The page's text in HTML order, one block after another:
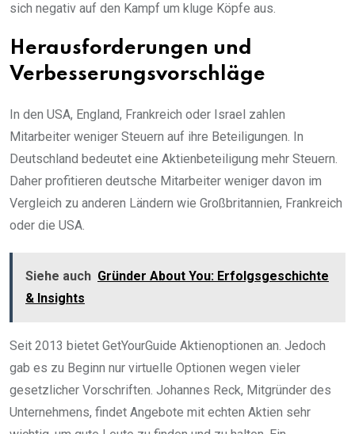
sich negativ auf den Kampf um kluge Köpfe aus.
Herausforderungen und
Verbesserungsvorschläge
In den USA, England, Frankreich oder Israel zahlen
Mitarbeiter weniger Steuern auf ihre Beteiligungen. In
Deutschland bedeutet eine Aktienbeteiligung mehr Steuern.
Daher profitieren deutsche Mitarbeiter weniger davon im
Vergleich zu anderen Ländern wie Großbritannien, Frankreich
oder die USA.
Siehe auch Gründer About You: Erfolgsgeschichte
& Insights
Seit 2013 bietet GetYourGuide Aktienoptionen an. Jedoch
gab es zu Beginn nur virtuelle Optionen wegen vieler
gesetzlicher Vorschriften. Johannes Reck, Mitgründer des
Unternehmens, findet Angebote mit echten Aktien sehr